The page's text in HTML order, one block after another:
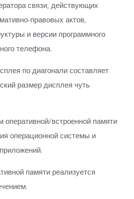
связи, действующих
правовых актов,
и версии программного
телефона.
по диагонали составляет
размер дисплея чуть
оперативной/встроенной памяти
операционной системы и
памяти реализуется